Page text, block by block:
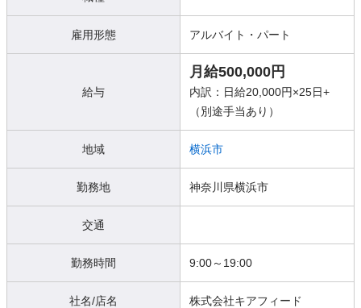
雇用形態 アルバイト・パート
給与
月給500,000円
内訳：日給20,000円×25日+
（別途手当あり）
地域 横浜市
勤務地 神奈川県横浜市
交通
勤務時間 9:00～19:00
社名/店名 株式会社キアフィード